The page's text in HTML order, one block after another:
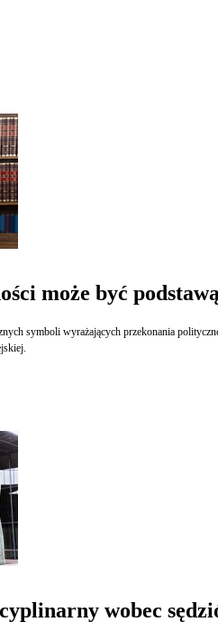
może być
symboli wyrażających przekonania
wobec